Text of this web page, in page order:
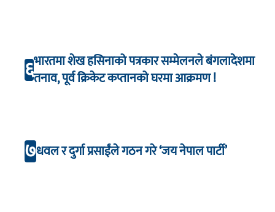
६भारतमा शेख हसिनाको पत्रकार सम्मेलनले बंगलादेशमा
तनाव, पूर्व क्रिकेट कप्तानको घरमा आक्रमण !
७धवल र दुर्गा प्रसाईंले गठन गरे ‘जय नेपाल पार्टी’